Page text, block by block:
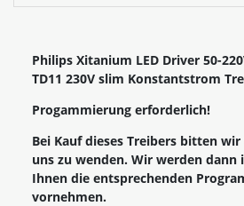
Philips Xitanium LED Driver 50-
TD11 230V slim Konstantstrom
Progammierung erforderlich!
Bei Kauf dieses Treibers bitten
uns zu wenden. Wir werden dann
Ihnen die entsprechenden
vornehmen.